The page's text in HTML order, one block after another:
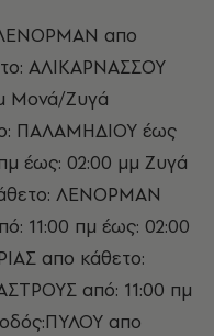
απο
ΑΛΙΚΑΡΝΑΣΣΟΥ
Μονά/Ζυγά
ΠΑΛΑΜΗΔΙΟΥ έως
έως: 02:00 μμ Ζυγά
ΛΕΝΟΡΜΑΝ
11:00 πμ έως: 02:00
απο κάθετο:
από: 11:00 πμ
απο